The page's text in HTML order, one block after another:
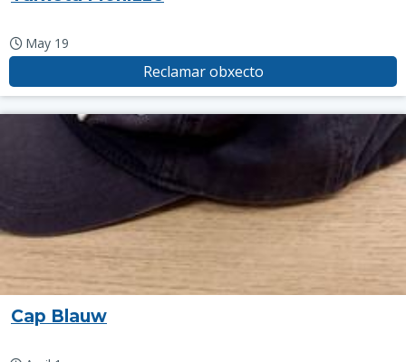
May 19
Reclamar obxecto
Cap Blauw